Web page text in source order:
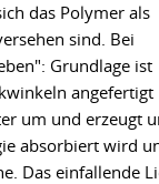
das Polymer als
sind. Bei
Grundlage ist
angefertigt
um und erzeugt
absorbiert wird
Das einfallende